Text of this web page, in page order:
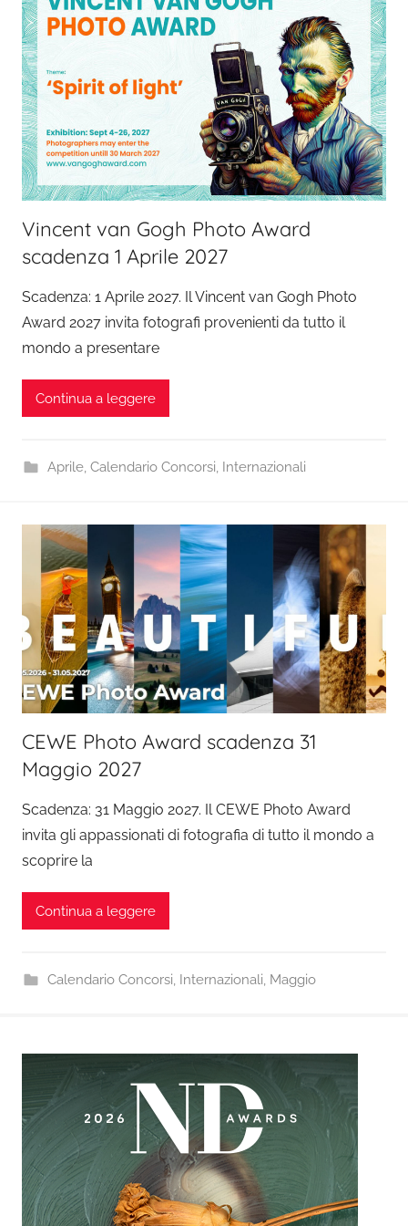
Vincent van Gogh Photo Award
scadenza 1 Aprile 2027
Scadenza: 1 Aprile 2027. Il Vincent van Gogh Photo
Award 2027 invita fotografi provenienti da tutto il
mondo a presentare
Continua a leggere
Aprile, Calendario Concorsi, Internazionali
CEWE Photo Award scadenza 31
Maggio 2027
Scadenza: 31 Maggio 2027. Il CEWE Photo Award
invita gli appassionati di fotografia di tutto il mondo a
scoprire la
Continua a leggere
Calendario Concorsi, Internazionali, Maggio